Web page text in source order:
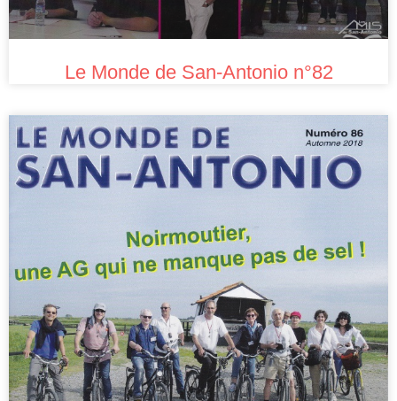
Le Monde de San-Antonio n°82